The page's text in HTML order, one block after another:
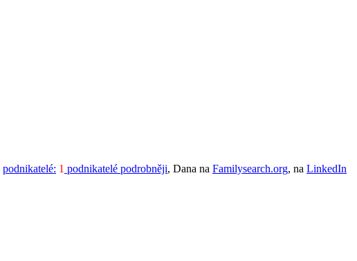
podnikatelé: 1 podnikatelé podrobněji, Dana na Familysearch.org, na LinkedIn